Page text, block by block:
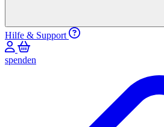
Hilfe & Support
spenden